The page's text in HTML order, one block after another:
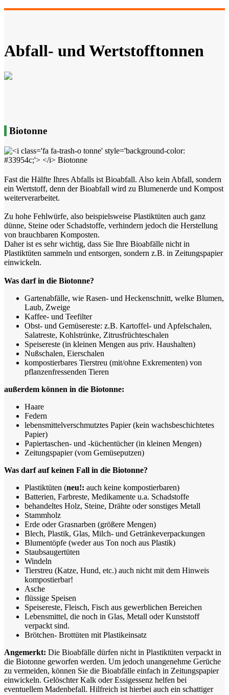
Abfall- und Wertstofftonnen
Biotonne
Fast die Hälfte Ihres Abfalls ist Bioabfall. Also kein Abfall, sondern
ein Wertstoff, denn der Bioabfall wird zu Blumenerde und Kompost
weiterverarbeitet.
Zu hohe Fehlwürfe, also beispielsweise Plastiktüten auch ganz
dünne, Steine oder Schadstoffe, verhindern jedoch die Herstellung
von brauchbaren Komposten.
Daher ist es sehr wichtig, dass Sie Ihre Bioabfälle nicht in
Plastiktüten sammeln und entsorgen, sondern z.B. in Zeitungspapier
einwickeln.
Was darf in die Biotonne?
Gartenabfälle, wie Rasen- und Heckenschnitt, welke Blumen,
Laub, Zweige
Kaffee- und Teefilter
Obst- und Gemüsereste: z.B. Kartoffel- und Apfelschalen,
Salatreste, Kohlstrünke, Zitrusfrüchteschalen
Speisereste (in kleinen Mengen aus priv. Haushalten)
Nußschalen, Eierschalen
kompostierbares Tierstreu (mit/ohne Exkrementen) von
pflanzenfressenden Tieren
außerdem können in die Biotonne:
Haare
Federn
lebensmittelverschmutztes Papier (kein wachsbeschichtetes
Papier)
Papiertaschen- und -küchentücher (in kleinen Mengen)
Zeitungspapier (vom Gemüseputzen)
Was darf auf keinen Fall in die Biotonne?
Plastiktüten (neu!: auch keine kompostierbaren)
Batterien, Farbreste, Medikamente u.a. Schadstoffe
behandeltes Holz, Steine, Drähte oder sonstiges Metall
Stammholz
Erde oder Grasnarben (größere Mengen)
Blech, Plastik, Glas, Milch- und Getränkeverpackungen
Blumentöpfe (weder aus Ton noch aus Plastik)
Staubsaugertüten
Windeln
Tierstreu (Katze, Hund, etc.) auch nicht mit dem Hinweis
kompostierbar!
Asche
flüssige Speisen
Speisereste, Fleisch, Fisch aus gewerblichen Bereichen
Lebensmittel, die noch in Glas, Metall oder Kunststoff
verpackt sind.
Brötchen- Brottüten mit Plastikeinsatz
Angemerkt: Die Bioabfälle dürfen nicht in Plastiktüten verpackt in
die Biotonne geworfen werden. Um jedoch unangenehme Gerüche
zu vermeiden, können Sie die Bioabfälle einfach in Zeitungspapier
einwickeln. Gelöschter Kalk oder Essigessenz helfen bei
eventuellem Madenbefall. Hilfreich ist hierbei auch ein schattiger